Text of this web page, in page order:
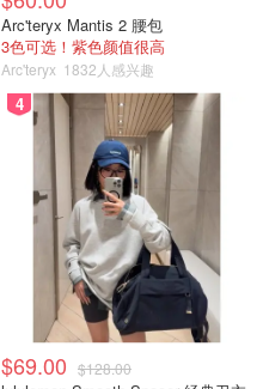
Arc'teryx Mantis 2 腰包
3色可选！紫色颜值很高
Arc'teryx 1832人感兴趣
4
$69.00 $128.00